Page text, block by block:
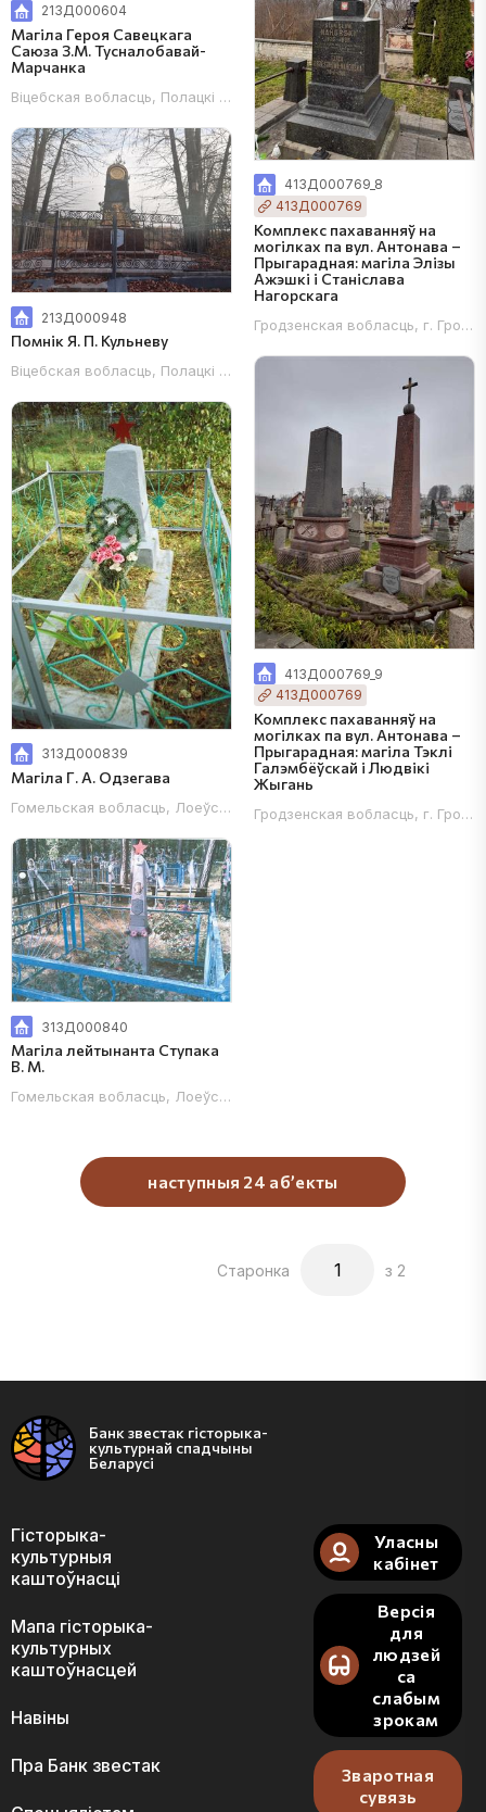
213Д000604
Магіла Героя Савецкага
Саюза З.М. Тусналобавай-
Марчанка
Віцебская вобласць, Полацкі раён, г. Полацк, вул. Гагарына,
213Д000948
Помнік Я. П. Кульневу
313Д000839
Магіла Г. А. Одзегава
Гомельская вобласць, Лоеўскі раён, в. Казіміраўка, с/с
313Д000840
Магіла лейтынанта Ступака
В. М.
Гомельская вобласць, Лоеўскі раён, в. Карпаўка, с/с Карпаўскі,
413Д000769_8
413Д000769
Комплекс пахаванняў на
могілках па вул. Антонава –
Прыгарадная: магіла Элізы
Ажэшкі і Станіслава
Нагорскага
Гродзенская вобласць, г. Гродна
413Д000769_9
413Д000769
Комплекс пахаванняў на
могілках па вул. Антонава –
Прыгарадная: магіла Тэклі
Галэмбёўскай і Людвікі
Жыгань
Гродзенская вобласць, г. Гродна
наступныя 24 аб’екты
Старонка з 2
Банк звестак гісторыка-
культурнай спадчыны
Беларусі
Гісторыка-
культурныя
каштоўнасці
Мапа гісторыка-
культурных
каштоўнасцей
Навіны
Пра Банк звестак
Уласны
кабінет
Версія
для
людзей
са
слабым
зрокам
Зваротная
сувязь